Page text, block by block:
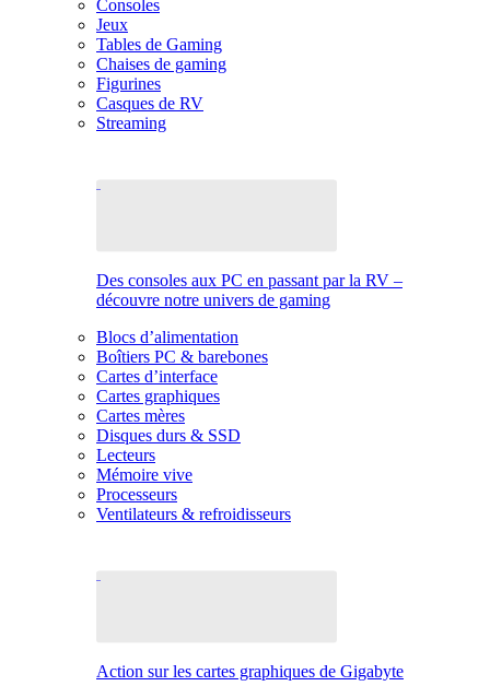
Consoles
Jeux
Tables de Gaming
Chaises de gaming
Figurines
Casques de RV
Streaming
Des consoles aux PC en passant par la RV –
découvre notre univers de gaming
Blocs d’alimentation
Boîtiers PC & barebones
Cartes d’interface
Cartes graphiques
Cartes mères
Disques durs & SSD
Lecteurs
Mémoire vive
Processeurs
Ventilateurs & refroidisseurs
Action sur les cartes graphiques de Gigabyte